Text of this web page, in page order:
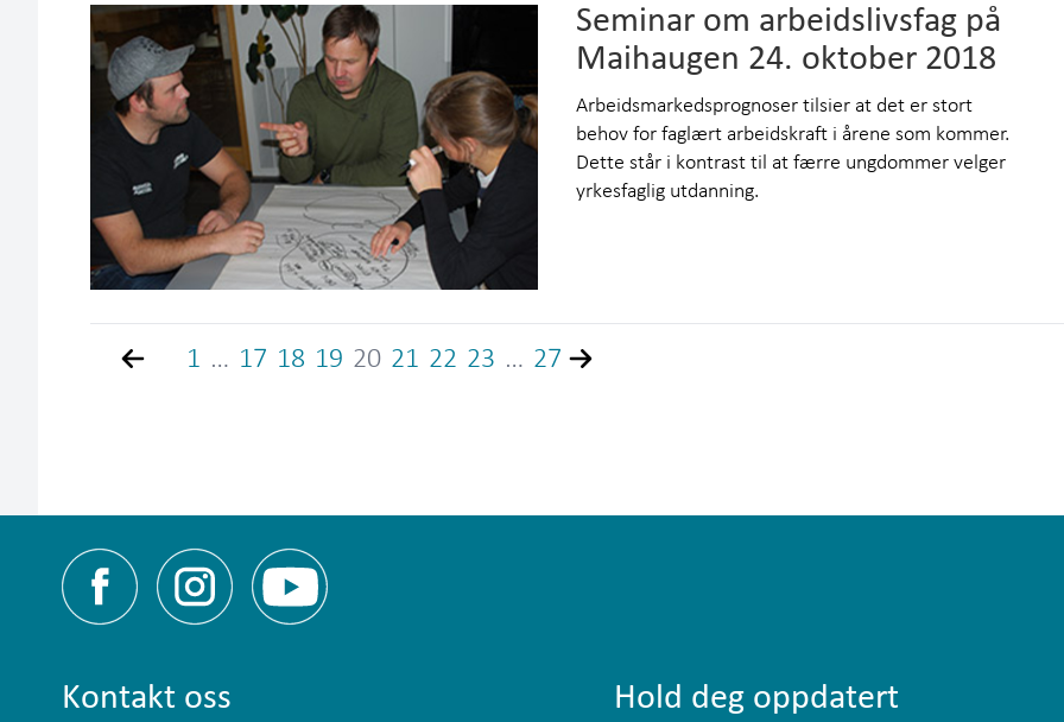
Seminar om arbeidslivsfag på
Maihaugen 24. oktober 2018
Arbeidsmarkedsprognoser tilsier at det er stort
behov for faglært arbeidskraft i årene som kommer.
Dette står i kontrast til at færre ungdommer velger
yrkesfaglig utdanning.
Back 1 … 17 18 19 20(current)
21 22 23 … 27 Next
Hold deg oppdatert
Kontakt oss